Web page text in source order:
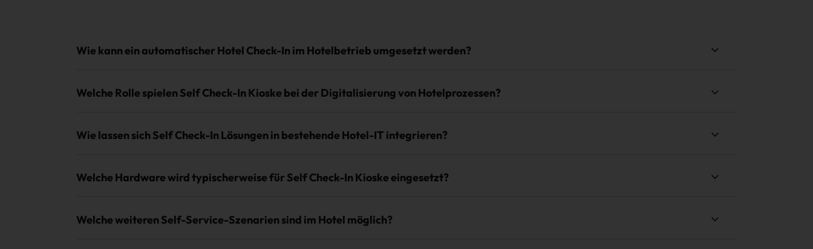
Wie kann ein automatischer Hotel Check-In im Hotelbetrieb umgesetzt werden?
Welche Rolle spielen Self Check-In Kioske bei der Digitalisierung von Hotelprozessen?
Wie lassen sich Self Check-In Lösungen in bestehende Hotel-IT integrieren?
Welche Hardware wird typischerweise für Self Check-In Kioske eingesetzt?
Welche weiteren Self-Service-Szenarien sind im Hotel möglich?